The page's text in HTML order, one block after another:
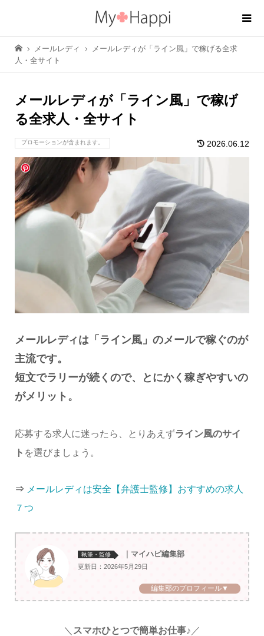
メールレディ
メールレディが「ライン風」で稼げる全求
人・全サイト
メールレディが「ライン風」で稼げ
る全求人・全サイト
2026.06.12
プロモーションが含まれます。
メールレディは「ライン風」のメールで稼ぐのが
主流です。
短文でラリーが続くので、とにかく稼ぎやすいの
がメリット。
応募する求人に迷ったら、とりあえずライン風のサイ
ト を選びましょう。
⇒ メールレディは安全【弁護士監修】おすすめの求人
７つ
執筆・監修 ｜マイハピ編集部
更新日：2026年5月29日
編集部のプロフィール▼
＼ スマホひとつで簡単お仕事♪ ／